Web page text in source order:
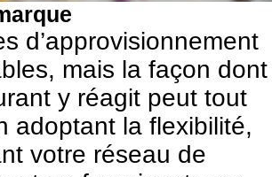
d’approvisionnement
mais la façon dont
y réagit peut tout
adoptant la flexibilité,
votre réseau de